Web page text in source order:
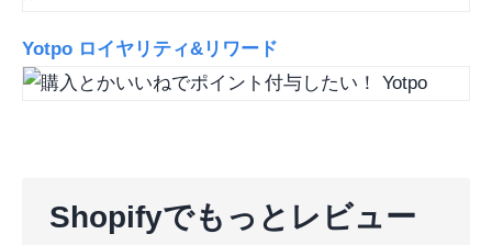
Yotpo ロイヤリティ&リワード
Shopifyでもっとレビュー